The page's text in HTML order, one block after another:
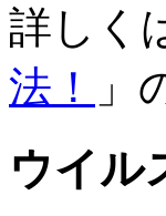
詳しく
法！
」
ウイル